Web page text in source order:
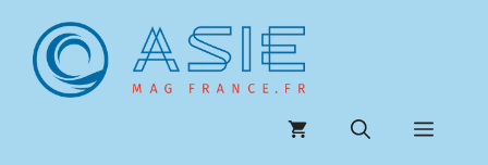
contenu
Menu